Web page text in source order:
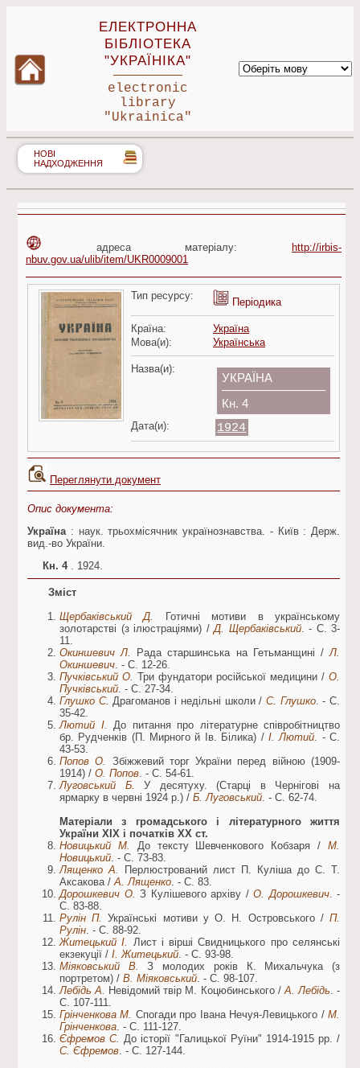
ЕЛЕКТРОННА
БІБЛІОТЕКА
"УКРАЇНІКА"
electronic
library
"Ukrainica"
НОВІ
НАДХОДЖЕННЯ
адреса матеріалу:
http://irbis-
nbuv.gov.ua/ulib/item/UKR0009001
Тип ресурсу:
Періодика
Країна:
Україна
Мова(и):
Українська
Назва(и):
УКРАЇНА
Кн. 4
Дата(и): 1924
Переглянути документ
Опис документа:
Україна : наук. трьохмісячник українознавства. - Київ : Держ.
вид.-во України.
Кн. 4 . 1924.
Зміст
Щербаківський Д.
Готичні мотиви в українському
золотарстві (з ілюстраціями) /Д. Щербаківський. - С. 3-
11.
Окиншевич Л.
Рада старшинська на Гетьманщині /Л.
Окиншевич. - С. 12-26.
Пучківський О. Три фундатори російської медицини / О.
Пучківський. - С. 27-34.
Глушко С. Драгоманов і недільні школи / С. Глушко. - С.
35-42.
Лютий І. До питання про літературне співробітництво
бр. Рудченків (П. Мирного й Ів. Білика) / І. Лютий. - С.
43-53.
Попов О.
Збіжжевий торг України перед війною (1909-
1914) / О. Попов. - С. 54-61.
Луговський Б.
У десятуху. (Старці в Чернігові на
ярмарку в червні 1924 р.) / Б. Луговський. - С. 62-74.
Матеріали з громадського і літературного життя
України XIX і початків XX ст.
Новицький М.
До тексту Шевченкового Кобзаря /М.
Новицький. - С. 73-83.
Лященко А.
Перлюстрований лист П. Куліша до С. Т.
Аксакова /А. Лященко. - С. 83.
Дорошкевич О. З Кулішевого архіву / О. Дорошкевич. -
С. 83-88.
Рулін П. Українські мотиви у О. Н. Островського /П.
Рулін. - С. 88-92.
Житецький І. Лист і вірші Свидницького про селянські
екзекуції / І. Житецький. - С. 93-98.
Міяковський В.
З молодих років К. Михальчука (з
портретом) / В. Міяковський. - С. 98-107.
Лебідь А. Невідомий твір М. Коцюбинського /А. Лебідь. -
С. 107-111.
Грінченкова М. Спогади про Івана Нечуя-Левицького /М.
Грінченкова. - С. 111-127.
Єфремов С. До історії "Галицької Руїни" 1914-1915 рр. /
С. Єфремов. - С. 127-144.